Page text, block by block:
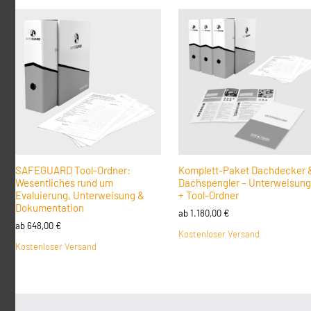
SAFEGUARD Tool-Ordner:
Wesentliches rund um
Evaluierung, Unterweisung &
Dokumentation
ab648,00 €
Kostenloser Versand
Komplett-Paket Dachdecker
Dachspengler –
+ Tool-Ordner
ab1.180,00 €
Kostenloser Versand